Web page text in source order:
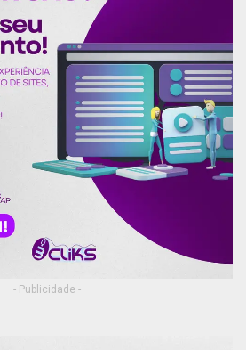
- Publicidade -